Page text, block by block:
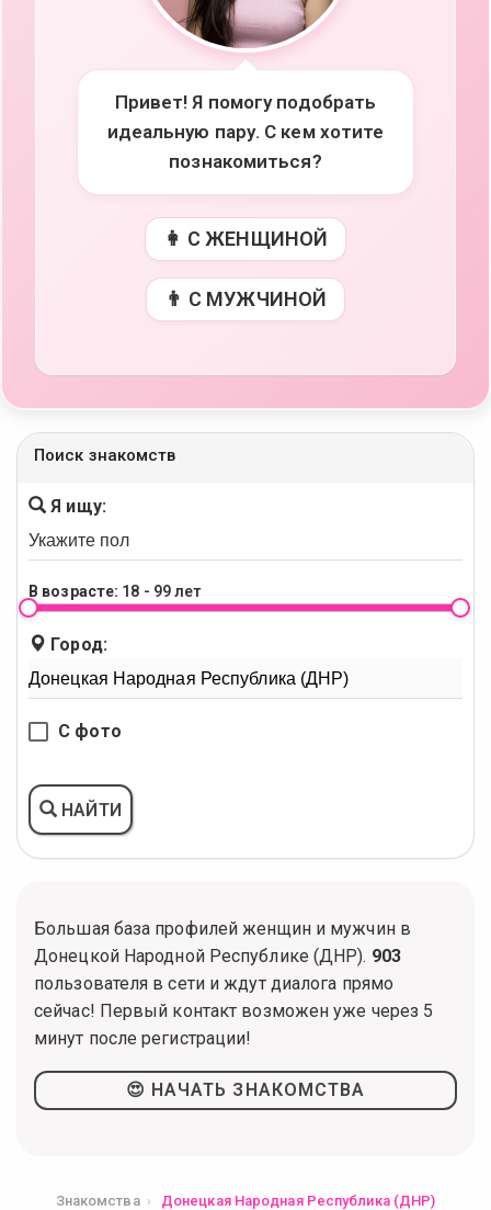
Привет! Я помогу подобрать
идеальную пару. С кем хотите
познакомиться?
👩 С ЖЕНЩИНОЙ
👨 С МУЖЧИНОЙ
Поиск знакомств
Я ищу:
В возрасте: 18 - 99 лет
Город:
С фото
НАЙТИ
Большая база профилей женщин и мужчин в
Донецкой Народной Республике (ДНР). 903
пользователя в сети и ждут диалога прямо
сейчас! Первый контакт возможен уже через 5
минут после регистрации!
😍 НАЧАТЬ ЗНАКОМСТВА
Знакомства Донецкая Народная Республика (ДНР)